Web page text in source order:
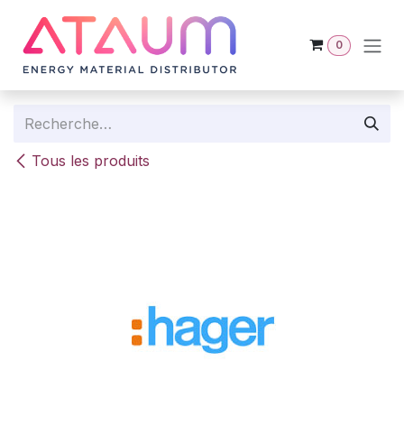
0
Tous les produits